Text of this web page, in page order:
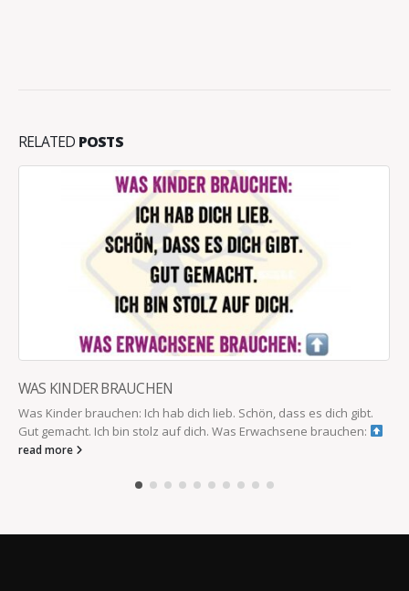
RELATED POSTS
WAS KINDER BRAUCHEN
Was Kinder brauchen: Ich hab dich lieb. Schön, dass es dich gibt.
Gut gemacht. Ich bin stolz auf dich. Was Erwachsene brauchen:
read more